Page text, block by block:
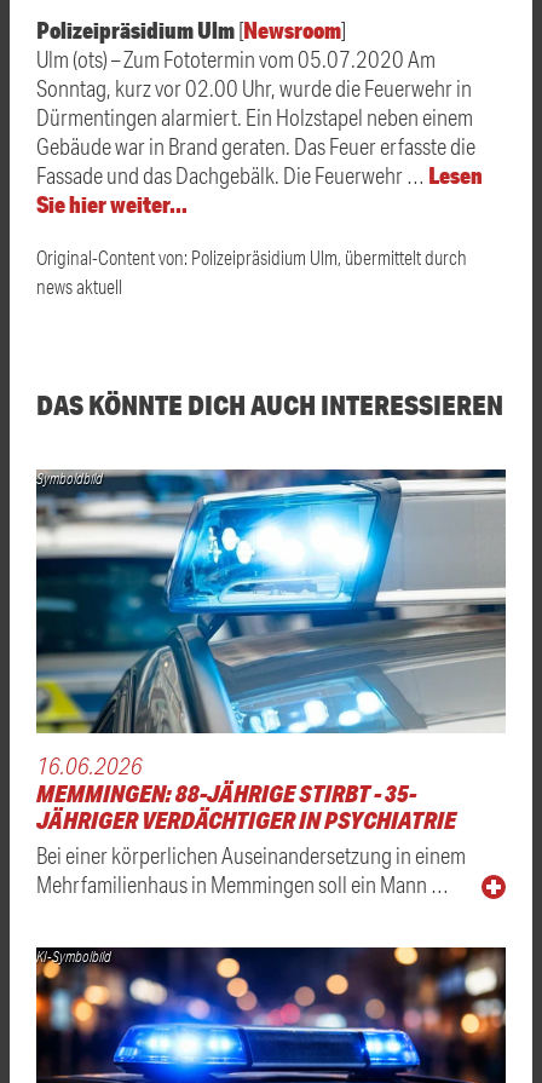
Polizeipräsidium Ulm[Newsroom]
Ulm (ots) – Zum Fototermin vom 05.07.2020 Am
Sonntag, kurz vor 02.00 Uhr, wurde die Feuerwehr in
Dürmentingen alarmiert. Ein Holzstapel neben einem
Gebäude war in Brand geraten. Das Feuer erfasste die
Fassade und das Dachgebälk. Die Feuerwehr … Lesen
Sie hier weiter…
Original-Content von: Polizeipräsidium Ulm, übermittelt durch
news aktuell
DAS KÖNNTE DICH AUCH INTERESSIEREN
Symboldbild
16.06.2026
MEMMINGEN: 88-JÄHRIGE STIRBT - 35-
JÄHRIGER VERDÄCHTIGER IN PSYCHIATRIE
Bei einer körperlichen Auseinandersetzung in einem
Mehrfamilienhaus in Memmingen soll ein Mann …
KI-Symbolbild